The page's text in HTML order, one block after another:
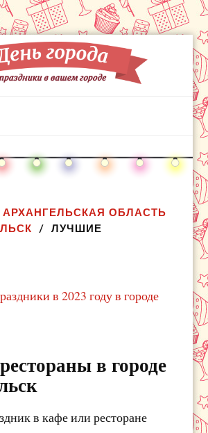
АРХАНГЕЛЬСКАЯ ОБЛАСТЬ
ЛУЧШИЕ
в 2023 году в городе
в городе
в кафе или ресторане